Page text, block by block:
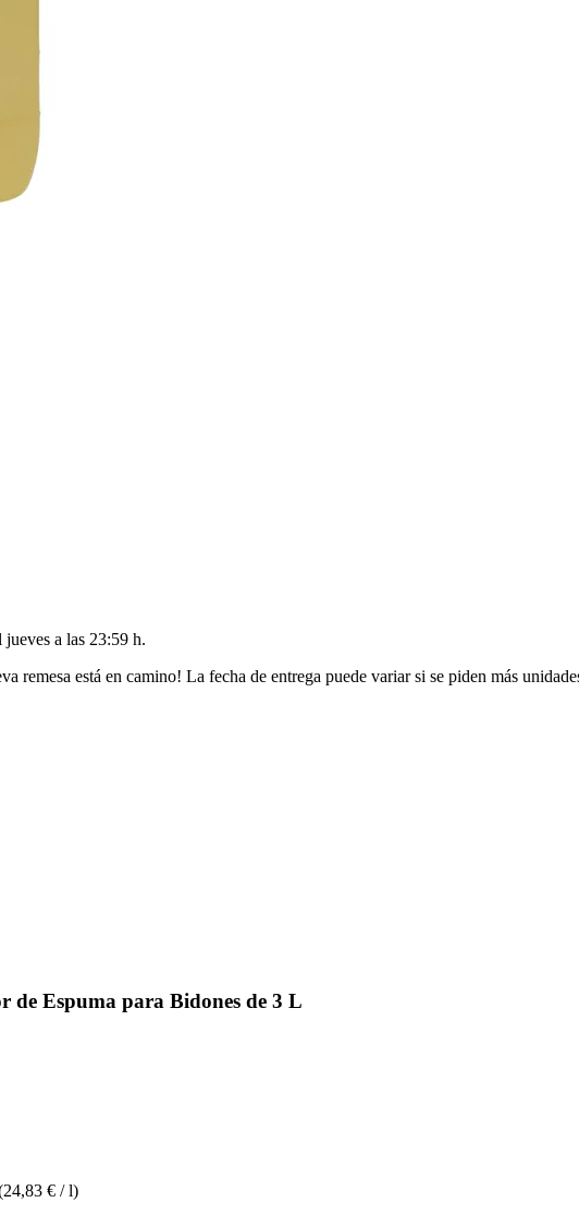
jueves a las 23:59 h.
remesa está en camino! La fecha de entrega puede variar si se piden más
de Espuma para Bidones de 3 L
€ / l)